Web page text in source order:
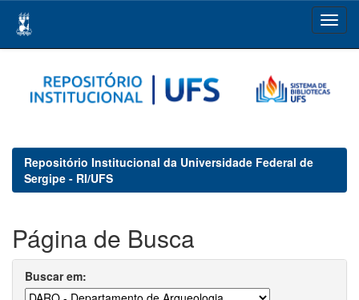
navigation
Repositório Institucional da Universidade Federal de
Sergipe - RI/UFS
Página de Busca
Buscar em: